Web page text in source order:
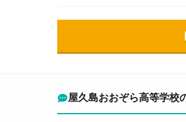
屋久島おおぞら高等学校